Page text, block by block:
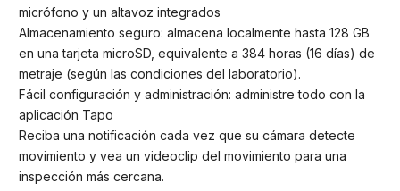
micrófono y un altavoz integrados
Almacenamiento seguro: almacena localmente hasta 128 GB
en una tarjeta microSD, equivalente a 384 horas (16 días) de
metraje (según las condiciones del laboratorio).
Fácil configuración y administración: administre todo con la
aplicación Tapo
Reciba una notificación cada vez que su cámara detecte
movimiento y vea un videoclip del movimiento para una
inspección más cercana.